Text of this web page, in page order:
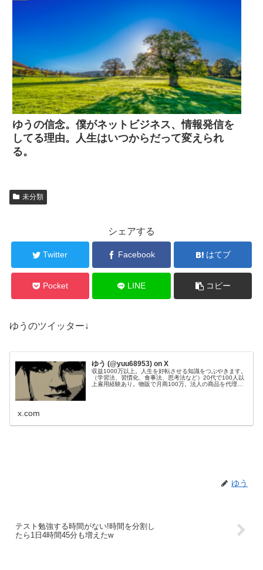
ゆうの信念。僕がネットビジネス、情報発信を
してる理由。人生はいつからだって変えられ
る。
未分類
シェアする
Twitter Facebook はてブ
Pocket LINE コピー
ゆうのツイッター↓
ゆう (@yuu68953) on X
収益1000万以上。人生を好転させる知識をつぶやきます。
（学習法、習慣化、食事法、思考法など）20代で100人以
上雇用経験あり。物販で月商100万。法人の商品を代理販
x.com
ゆう
テスト勉強する時間がない!時間を分割し
たら1日4時間45分も増えたw